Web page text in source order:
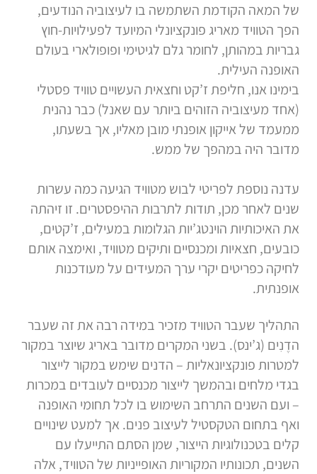
של המאה הקודמת השתמשה בו לעיצוביה הנודעים,
הפך הטוויד מאריג פונקציונלי המיועד לפעילויות-חוץ
גבריות במהותן, לחומר גלם לגיטימי ופופולארי בעולם
האופנה העילית.
בימינו אנו, חליפת ז’קט וחצאית העשויים טוויד פסטלי
(אחד מעיצוביה הזוהים ביותר עם שאנל) כבר נהנית
ממעמד של אייקון אופנתי מובן מאליו, אך בשעתו,
מדובר היה במהפך של ממש.
עדנה נוספת לפריטי לבוש מטוויד הגיעה כמה עשרות
שנים לאחר מכן, תודות לתרבות ההיפסטרים. זו זיהתה
את האיכותיות הוינטג’יות הגלומות במעילים, ז’קטים,
כובעים, חצאיות ומכנסיים ותיקים מטוויד, ואימצה אותם
לחיקה כפריטים יקרי ערך המעידים על מעודכנות
אופנתית.
התהליך שעבר הטוויד מזכיר במידה רבה את זה שעבר
הדֶנִים (ג’ינס). בשני המקרים מדובר באריג שיוצר במקור
למטרות פונקציונאליות – הדנים שימש במקור לייצור
בגדי מלחים ובהמשך לייצור מכנסיים לעובדים במכרות
– ועם השנים התרחב השימוש בו לכל תחומי האופנה
ואף בתחום הטקסטיל לעיצוב פנים. אך למעט שינויים
קלים בטכנולוגיות הייצור, שמן הסתם התייעלו עם
השנים, תכונותיו המקוריות האופייניות של הטוויד, אלה